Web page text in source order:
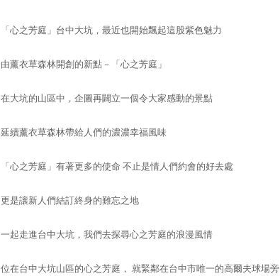
「心之芳庭」台中大坑，最近也開始飄起這股紫色魅力
由薰衣草森林開創的新點－「心之芳庭」
在大坑的山區中，企圖再闢立一個令大家感動的景點
延續薰衣草森林帶給人們的濃濃幸福風味
「心之芳庭」有著更多的使命 不止是情人們約會的好去處
更是讓新人們結訂終身的難忘之地
一起走進台中大坑，我們去探尋心之芳庭的浪漫風情
位在台中大坑山區的心之芳庭， 就緊鄰在台中市唯一的高爾夫球場旁